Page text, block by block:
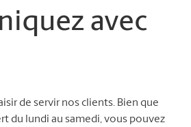
avec
de servir nos clients. Bien que
du lundi au samedi, vous pouvez